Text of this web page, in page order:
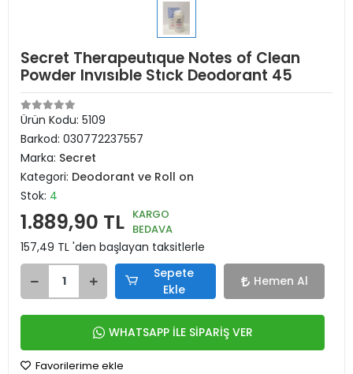
Secret Therapeutıque Notes of Clean
Powder Invısıble Stıck Deodorant 45
Ürün Kodu: 5109
Barkod: 030772237557
Marka: Secret
Kategori: Deodorant ve Roll on
Stok: 4
1.889,90 TL KARGO
BEDAVA
157,49 TL 'den başlayan taksitlerle
Sepete
Ekle
Hemen Al
WHATSAPP İLE SİPARİŞ VER
Favorilerime ekle